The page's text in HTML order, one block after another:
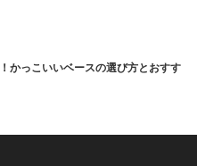
かっこいいベースの選び方とおすす